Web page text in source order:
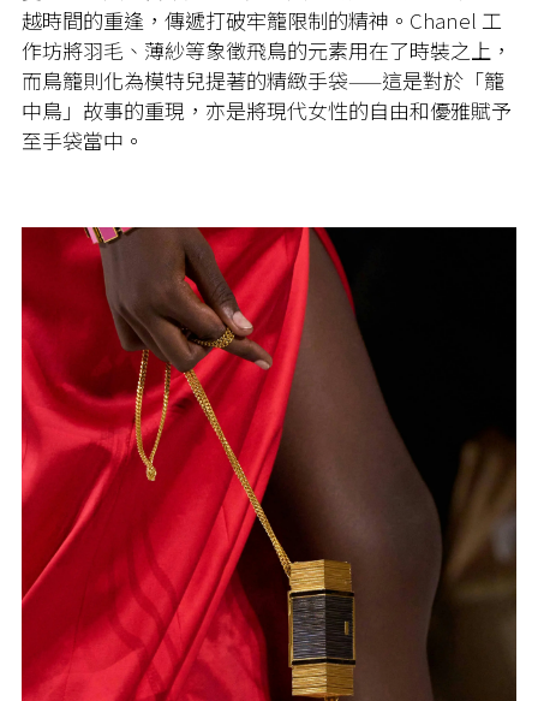
越時間的重逢，傳遞打破牢籠限制的精神。Chanel 工
作坊將羽毛、薄紗等象徵飛鳥的元素用在了時裝之上，
而鳥籠則化為模特兒提著的精緻手袋——這是對於「籠
中鳥」故事的重現，亦是將現代女性的自由和優雅賦予
至手袋當中。